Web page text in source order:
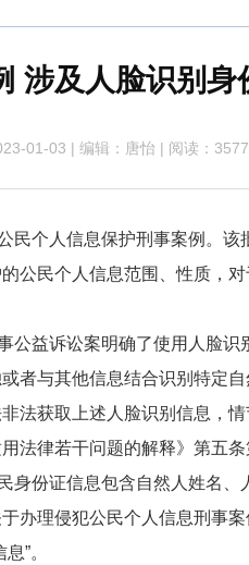
涉及人脸识别身
01-03 | 编辑：唐怡 | 阅读：3577
个人信息保护刑事案例。该
公民个人信息范围、性质，
益诉讼案明确了使用人脸识
者与其他信息结合识别特定
法获取上述人脸识别信息，
法律若干问题的解释》第五条
份证信息包含自然人姓名、
办理侵犯公民个人信息刑事
”。